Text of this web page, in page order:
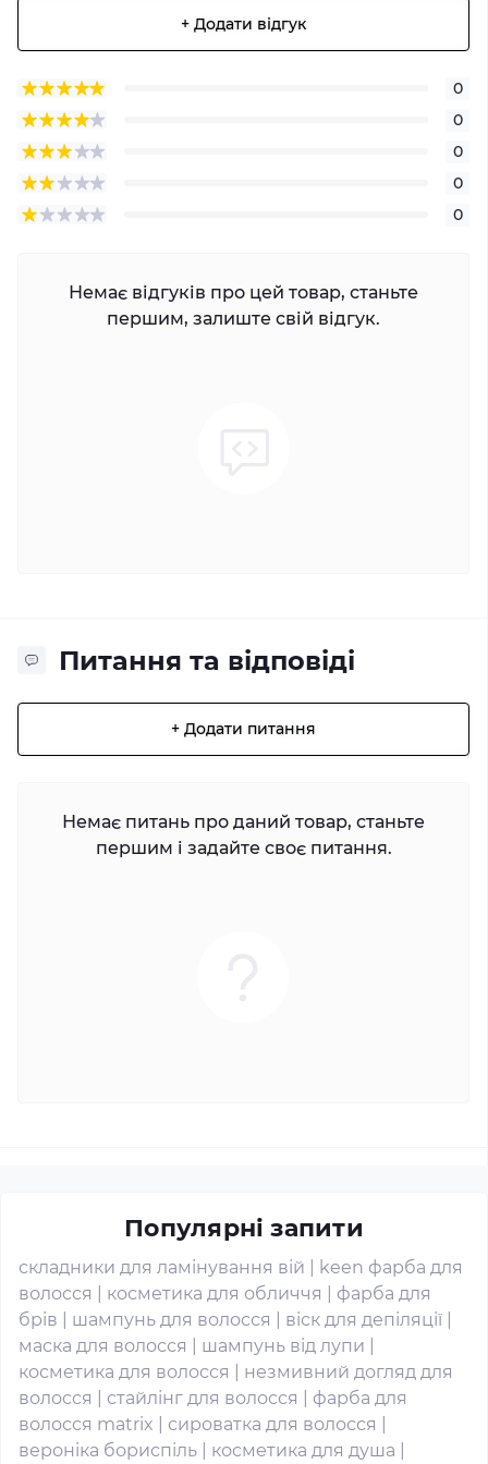
+ Додати відгук
0
0
0
0
0
Немає відгуків про цей товар, станьте
першим, залиште свій відгук.
Питання та відповіді
+ Додати питання
Немає питань про даний товар, станьте
першим і задайте своє питання.
Популярні запити
складники для ламінування вій
keen фарба для
волосся
косметика для обличчя
фарба для
брів
шампунь для волосся віск для депіляції
маска для волосся
шампунь від лупи
косметика для волосся
незмивний догляд для
волосся
стайлінг для волосся
фарба для
волосся matrix
сироватка для волосся
вероніка бориспіль
косметика для душа